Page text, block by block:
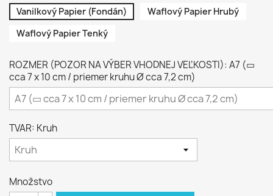
Vanilkový Papier (Fondán)
Waflový Papier Hrubý
Waflový Papier Tenký
ROZMER (POZOR NA VÝBER VHODNEJ VEĽKOSTI): A7 (▭
cca 7 x 10 cm / priemer kruhu Ø cca 7,2 cm)
TVAR: Kruh
Množstvo